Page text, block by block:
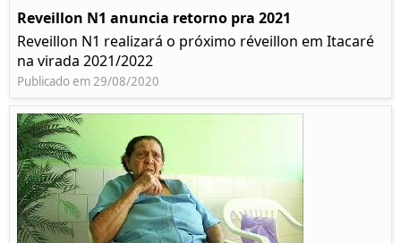
Reveillon N1 anuncia retorno pra 2021
Reveillon N1 realizará o próximo réveillon em Itacaré
na virada 2021/2022
Publicado em 29/08/2020